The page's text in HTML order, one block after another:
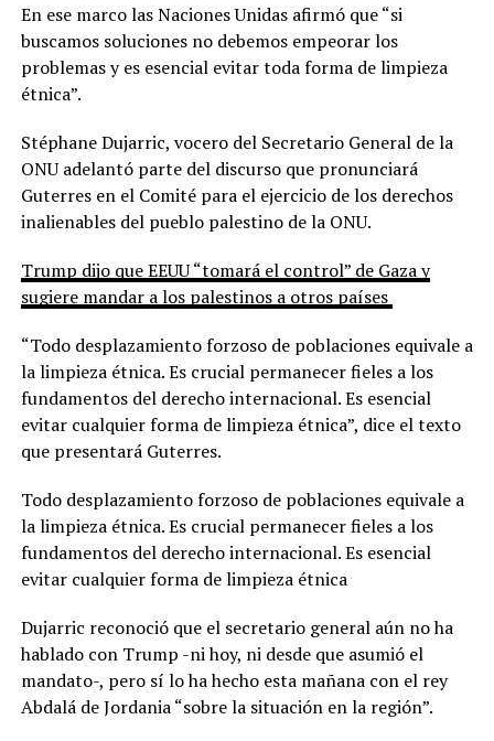
En ese marco las Naciones Unidas afirmó que “si
buscamos soluciones no debemos empeorar los
problemas y es esencial evitar toda forma de limpieza
étnica”.
Stéphane Dujarric, vocero del Secretario General de la
ONU adelantó parte del discurso que pronunciará
Guterres en el Comité para el ejercicio de los derechos
inalienables del pueblo palestino de la ONU.
Trump dijo que EEUU “tomará el control” de Gaza y
sugiere mandar a los palestinos a otros países
“Todo desplazamiento forzoso de poblaciones equivale a
la limpieza étnica. Es crucial permanecer fieles a los
fundamentos del derecho internacional. Es esencial
evitar cualquier forma de limpieza étnica”, dice el texto
que presentará Guterres.
Todo desplazamiento forzoso de poblaciones equivale a
la limpieza étnica. Es crucial permanecer fieles a los
fundamentos del derecho internacional. Es esencial
evitar cualquier forma de limpieza étnica
Dujarric reconoció que el secretario general aún no ha
hablado con Trump -ni hoy, ni desde que asumió el
mandato-, pero sí lo ha hecho esta mañana con el rey
Abdalá de Jordania “sobre la situación en la región”.